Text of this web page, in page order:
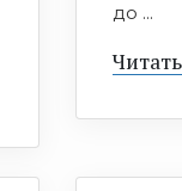
до ...